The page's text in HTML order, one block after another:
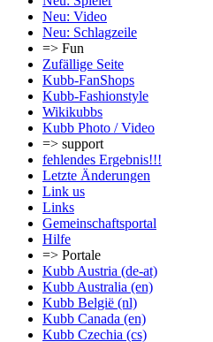
Neu: Video
Neu: Schlagzeile
=> Fun
Zufällige Seite
Kubb-FanShops
Kubb-Fashionstyle
Wikikubbs
Kubb Photo / Video
=> support
fehlendes Ergebnis!!!
Letzte Änderungen
Link us
Links
Gemeinschafts­portal
Hilfe
=> Portale
Kubb Austria (de-at)
Kubb Australia (en)
Kubb België (nl)
Kubb Canada (en)
Kubb Czechia (cs)